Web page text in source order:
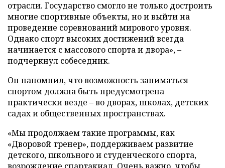
отрасли. Государство смогло не только достроить
многие спортивные объекты, но и выйти на
проведение соревнований мирового уровня.
Однако спорт высоких достижений всегда
начинается с массового спорта и двора», –
подчеркнул собеседник.
Он напомнил, что возможность заниматься
спортом должна быть предусмотрена
практически везде – во дворах, школах, детских
садах и общественных пространствах.
«Мы продолжаем такие программы, как
«Дворовой тренер», поддерживаем развитие
детского, школьного и студенческого спорта,